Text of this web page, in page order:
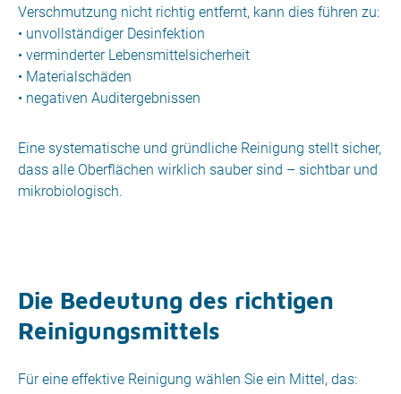
Verschmutzung nicht richtig entfernt, kann dies führen zu:
• unvollständiger Desinfektion
• verminderter Lebensmittelsicherheit
• Materialschäden
• negativen Auditergebnissen
Eine systematische und gründliche Reinigung stellt sicher,
dass alle Oberflächen wirklich sauber sind – sichtbar und
mikrobiologisch.
Die Bedeutung des richtigen
Reinigungsmittels
Für eine effektive Reinigung wählen Sie ein Mittel, das: